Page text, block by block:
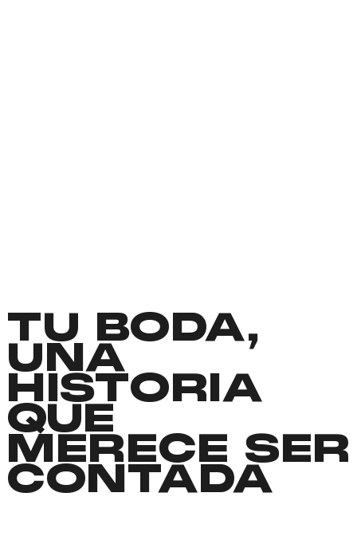
TU BODA,
UNA
HISTORIA
QUE
MERECE SER
CONTADA